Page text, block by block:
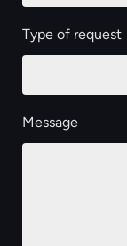
Type of request
Message